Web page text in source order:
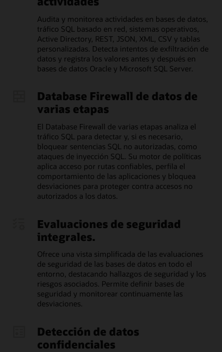
Audita y monitorea actividades en bases de datos,
tráfico SQL basado en red, sistemas operativos,
Active Directory, REST, JSON, XML, CSV y tablas
personalizadas. Detecta intentos de exfiltración de
datos y registra los valores antes y después en
bases de datos Oracle y Microsoft SQL Server.
Database Firewall de datos de
varias etapas
El Database Firewall de varias etapas analiza el
tráfico SQL para detectar y, si es necesario,
bloquear sentencias SQL no autorizadas, como
ataques de inyección SQL. Su motor de políticas
aplica acceso por rutas confiables, perfila el
comportamiento de las aplicaciones y bloquea
desviaciones para proteger contra accesos no
autorizados a los datos.
Evaluaciones de seguridad
integrales.
Ofrece una vista simplificada de las evaluaciones
de seguridad de las bases de datos en todo el
entorno, destacando hallazgos de seguridad y los
riesgos asociados. Permite definir bases de
seguridad y monitorear continuamente las
desviaciones.
Detección de datos
confidenciales